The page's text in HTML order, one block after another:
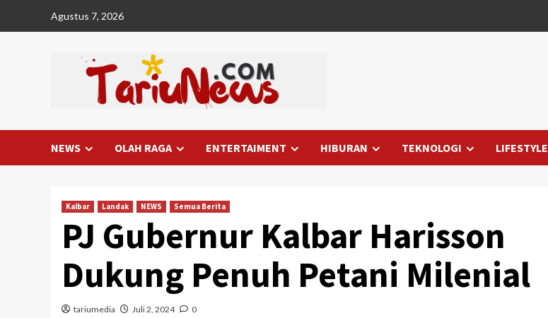
Agustus 7, 2026
NEWS OLAH RAGA ENTERTAIMENT HIBURAN TEKNOLOGI LIFESTYLE
Kalbar Landak NEWS Semua Berita
PJ Gubernur Kalbar Harisson
Dukung Penuh Petani Milenial
tariumedia Juli 2, 2024 0